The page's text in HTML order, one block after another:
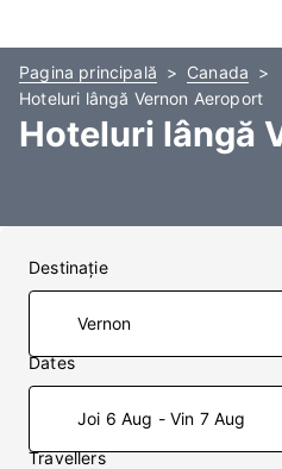
Pagina principală
Canada
Hoteluri lângă Vernon Aeroport
Hoteluri lângă
Destinaţie
Dates
Joi 6 Aug - Vin 7 Aug
Travellers